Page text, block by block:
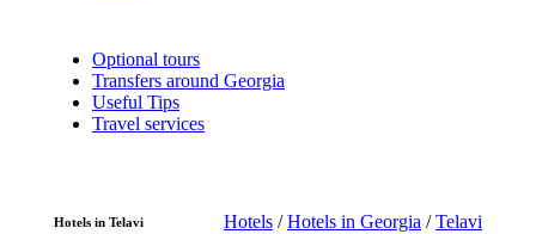
Optional tours
Transfers around Georgia
Useful Tips
Travel services
Hotels in Telavi Hotels /Hotels in Georgia /Telavi